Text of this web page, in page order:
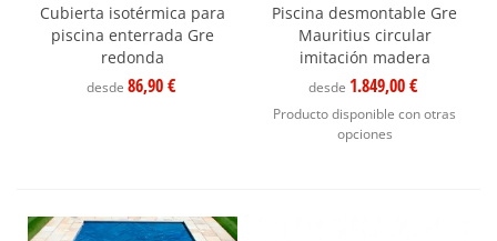
Cubierta isotérmica para
piscina enterrada Gre
redonda
desde 86,90 €
Piscina desmontable Gre
Mauritius circular
imitación madera
desde 1.849,00 €
Producto disponible con otras
opciones